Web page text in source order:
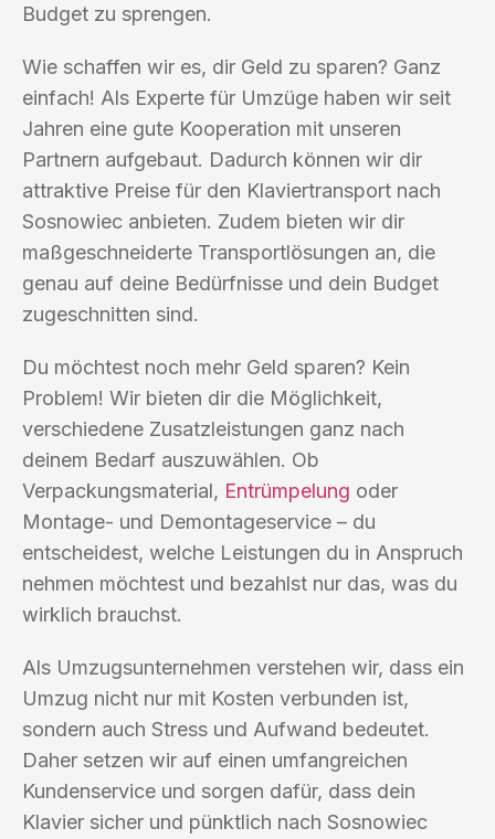
Budget zu sprengen.
Wie schaffen wir es, dir Geld zu sparen? Ganz
einfach! Als Experte für Umzüge haben wir seit
Jahren eine gute Kooperation mit unseren
Partnern aufgebaut. Dadurch können wir dir
attraktive Preise für den Klaviertransport nach
Sosnowiec anbieten. Zudem bieten wir dir
maßgeschneiderte Transportlösungen an, die
genau auf deine Bedürfnisse und dein Budget
zugeschnitten sind.
Du möchtest noch mehr Geld sparen? Kein
Problem! Wir bieten dir die Möglichkeit,
verschiedene Zusatzleistungen ganz nach
deinem Bedarf auszuwählen. Ob
Verpackungsmaterial, Entrümpelung oder
Montage- und Demontageservice – du
entscheidest, welche Leistungen du in Anspruch
nehmen möchtest und bezahlst nur das, was du
wirklich brauchst.
Als Umzugsunternehmen verstehen wir, dass ein
Umzug nicht nur mit Kosten verbunden ist,
sondern auch Stress und Aufwand bedeutet.
Daher setzen wir auf einen umfangreichen
Kundenservice und sorgen dafür, dass dein
Klavier sicher und pünktlich nach Sosnowiec